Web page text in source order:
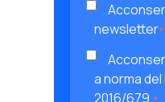
newsletter*
a norma
2016/679.